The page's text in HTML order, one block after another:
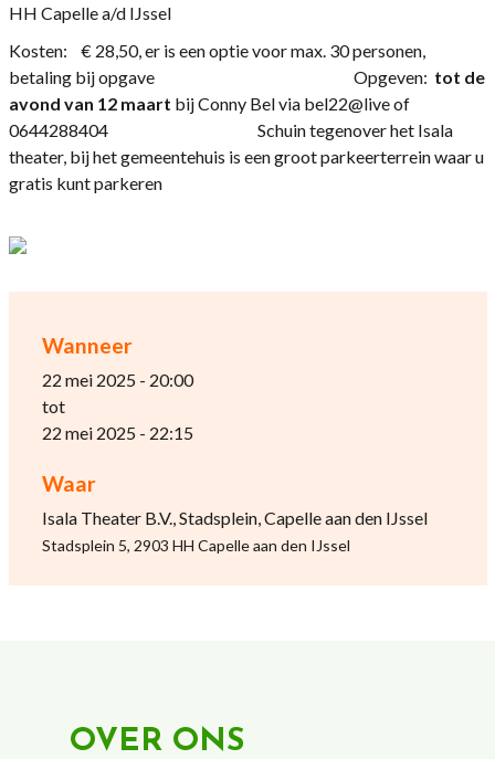
Wanneer
22 mei 2025 - 20:00
tot
22 mei 2025 - 22:15
Waar
Isala Theater B.V., Stadsplein, Capelle aan den IJssel
Stadsplein 5, 2903 HH Capelle aan den IJssel
HH Capelle a/d IJssel
Kosten: € 28,50, er is een optie voor max. 30 personen,
betaling bij opgave Opgeven: tot de
avond van 12 maart bij Conny Bel via bel22@live of
0644288404 Schuin tegenover het Isala
theater, bij het gemeentehuis is een groot parkeerterrein waar u
gratis kunt parkeren
OVER ONS